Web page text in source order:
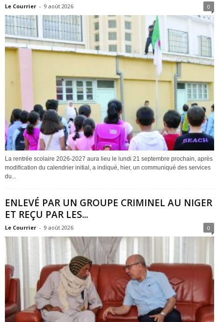
Le Courrier - 9 août 2026 0
La rentrée scolaire 2026-2027 aura lieu le lundi 21 septembre prochain, après
modification du calendrier initial, a indiqué, hier, un communiqué des services
du...
ENLEVÉ PAR UN GROUPE CRIMINEL AU NIGER
ET REÇU PAR LES...
Le Courrier - 9 août 2026 0